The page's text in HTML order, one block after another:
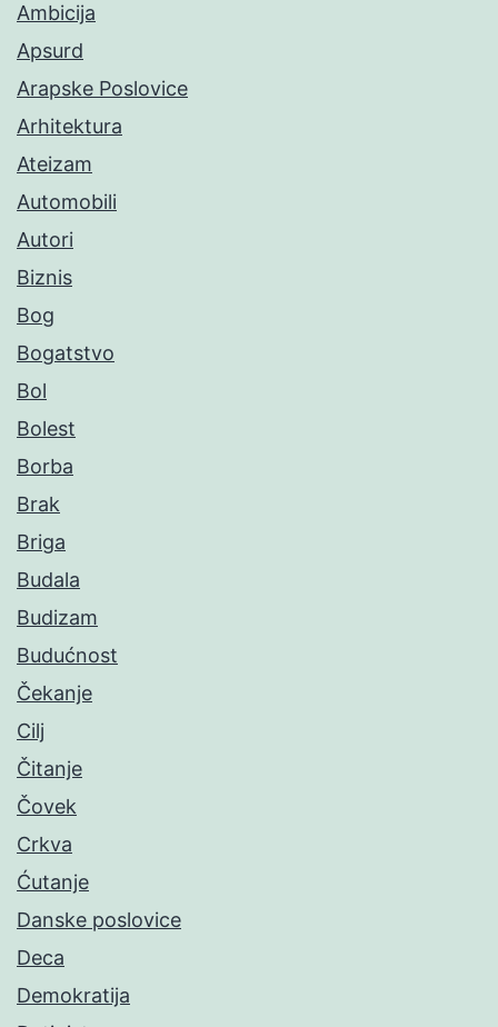
Ambicija
Apsurd
Arapske Poslovice
Arhitektura
Ateizam
Automobili
Autori
Biznis
Bog
Bogatstvo
Bol
Bolest
Borba
Brak
Briga
Budala
Budizam
Budućnost
Čekanje
Cilj
Čitanje
Čovek
Crkva
Ćutanje
Danske poslovice
Deca
Demokratija